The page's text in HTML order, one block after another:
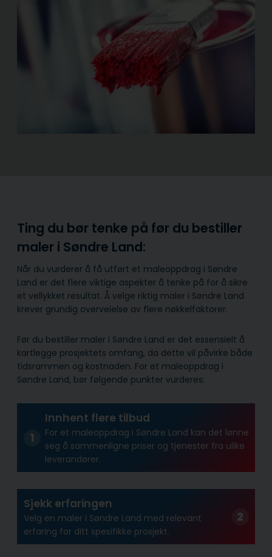
Ting du bør tenke på før du bestiller
maler i Søndre Land:
Når du vurderer å få utført et maleoppdrag i Søndre
Land er det flere viktige aspekter å tenke på for å sikre
et vellykket resultat. Å velge riktig maler i Søndre Land
krever grundig overveielse av flere nøkkelfaktorer.
Før du bestiller maler i Søndre Land er det essensielt å
kartlegge prosjektets omfang, da dette vil påvirke både
tidsrammen og kostnaden. For et maleoppdrag i
Søndre Land, bør følgende punkter vurderes:
Innhent flere tilbud
For et maleoppdrag i Søndre Land kan det lønne
seg å sammenligne priser og tjenester fra ulike
leverandører.
Sjekk erfaringen
Velg en maler i Søndre Land med relevant
erfaring for ditt spesifikke prosjekt.